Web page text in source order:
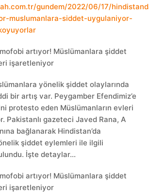
gundem/2022/06/17/
muslumanlara-siddet-uygulaniyor-
artıyor! Müslümanlara şiddet
işaretleniyor
yönelik şiddet olaylarında
bir artış var. Peygamber Efendimiz’e
protesto eden Müslümanların evleri
Pakistanlı gazeteci Javed Rana, A
bağlanarak Hindistan’da
şiddet eylemleri ile ilgili
İşte detaylar…
artıyor! Müslümanlara şiddet
işaretleniyor